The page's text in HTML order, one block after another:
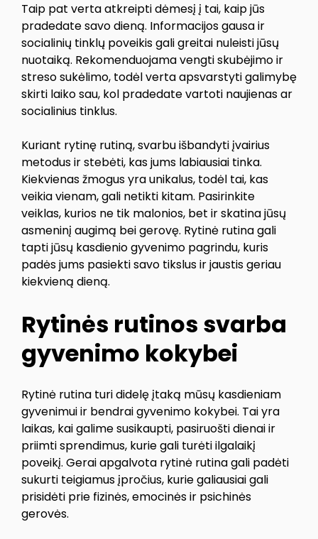
Taip pat verta atkreipti dėmesį į tai, kaip jūs
pradedate savo dieną. Informacijos gausa ir
socialinių tinklų poveikis gali greitai nuleisti jūsų
nuotaiką. Rekomenduojama vengti skubėjimo ir
streso sukėlimo, todėl verta apsvarstyti galimybę
skirti laiko sau, kol pradedate vartoti naujienas ar
socialinius tinklus.
Kuriant rytinę rutiną, svarbu išbandyti įvairius
metodus ir stebėti, kas jums labiausiai tinka.
Kiekvienas žmogus yra unikalus, todėl tai, kas
veikia vienam, gali netikti kitam. Pasirinkite
veiklas, kurios ne tik malonios, bet ir skatina jūsų
asmeninį augimą bei gerovę. Rytinė rutina gali
tapti jūsų kasdienio gyvenimo pagrindu, kuris
padės jums pasiekti savo tikslus ir jaustis geriau
kiekvieną dieną.
Rytinės rutinos svarba
gyvenimo kokybei
Rytinė rutina turi didelę įtaką mūsų kasdieniam
gyvenimui ir bendrai gyvenimo kokybei. Tai yra
laikas, kai galime susikaupti, pasiruošti dienai ir
priimti sprendimus, kurie gali turėti ilgalaikį
poveikį. Gerai apgalvota rytinė rutina gali padėti
sukurti teigiamus įpročius, kurie galiausiai gali
prisidėti prie fizinės, emocinės ir psichinės
gerovės.